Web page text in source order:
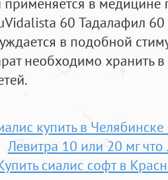
60 Тадалафил 60
в подобной
необходимо хранить
купить в Челябинске
Левитра 10 или 20 мг
сиалис софт в